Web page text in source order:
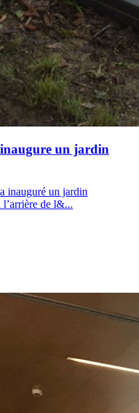
un jardin
inauguré un jardin
l’arrière de l&...